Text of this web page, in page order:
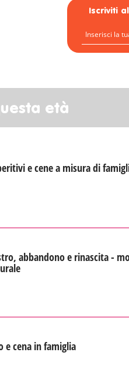
Iscriviti
età
e cene a misura di
abbandono e rinascita -
e cena in famiglia